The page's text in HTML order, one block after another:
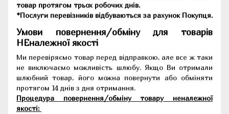
товар протягом трьох робочих днів.
*Послуги перевізників відбуваються за рахунок Покупця.
Умови повернення/обміну для товарів
НЕналежної якості
Ми перевіряємо товар перед відправкою, але все ж таки
не виключаємо можливість шлюбу. Якщо Ви отримали
шлюбний товар, його можна повернути або обміняти
протягом 14 днів з дня отримання.
Процедура повернення/обміну товару неналежної
якості: